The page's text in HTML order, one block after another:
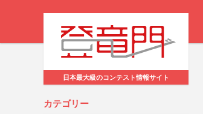
日本最大級のコンテスト情報サイト
カテゴリー